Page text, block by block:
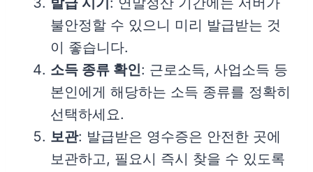
불안정할 수 있으니 미리 발급받는 것
이 좋습니다.
소득 종류 확인: 근로소득, 사업소득 등
본인에게 해당하는 소득 종류를 정확히
선택하세요.
보관: 발급받은 영수증은 안전한 곳에
보관하고, 필요시 즉시 찾을 수 있도록